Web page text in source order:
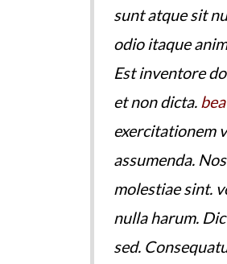
sunt atque sit
odio itaque
Est inventore
et non dicta.
exercitationem
assumenda.
molestiae sint.
nulla harum.
sed.